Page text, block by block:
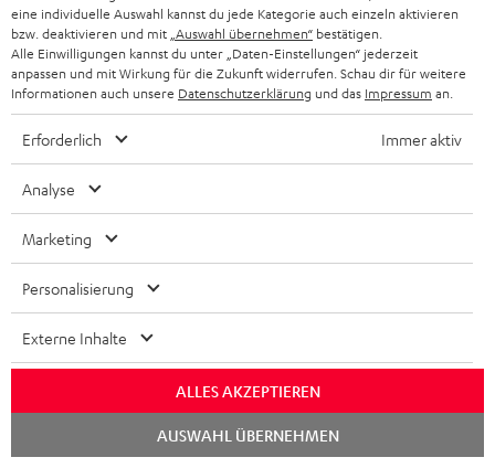
„In der Summe ist der Klang der Real Blue NC erwachsener
Mehr...
„… Allrounder ohne größere Allüren …“
eine individuelle Auswahl kannst du jede Kategorie auch einzeln aktivieren
bzw. deaktivieren und mit „Auswahl übernehmen“ bestätigen.
Alle Einwilligungen kannst du unter „Daten-Einstellungen“ jederzeit
anpassen und mit Wirkung für die Zukunft widerrufen. Schau dir für weitere
Informationen auch unsere Datenschutzerklärung und das Impressum an.
Erforderlich Immer aktiv
Analyse
Marketing
Personalisierung
Externe Inhalte
ALLES AKZEPTIEREN
AUSWAHL ÜBERNEHMEN